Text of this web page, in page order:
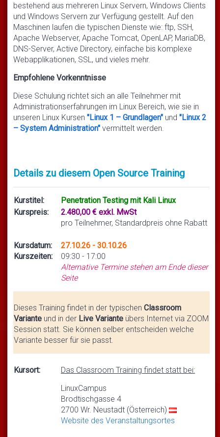
bestehend aus mehreren Linux Servern, Windows Clients
und Windows Servern zur Verfügung gestellt. Auf den
Maschinen laufen die typischen Dienste wie: ftp, SSH,
Apache Webserver, Apache Tomcat, OpenLAP, MariaDB,
DNS-Server, Active Directory, einfache bis komplexe
Webapplikationen, SSL, und vieles mehr.
Empfohlene Vorkenntnisse
Diese Schulung richtet sich an alle Teilnehmer mit
Administrationserfahrungen im Linux Bereich, wie sie in
unseren Linux Kursen "Linux 1 – Grundlagen" und "Linux 2
– System Administration" vermittelt werden.
Details zu diesem Open Source Training
Kurstitel:
Penetration Testing mit Kali Linux
Kurspreis:
2.480,00 € exkl. MwSt
pro Teilnehmer, Standardpreis ohne Rabatt
Kursdatum:
Kurszeiten:
27.10.26 - 30.10.26
09:30 - 17:00
Alternative Termine stehen am Ende dieser
Seite
Dieses Training findet in der typischen Classroom
Variante und in der Live Variante übers Internet via ZOOM
Session statt. Sie können selber entscheiden welche
Variante besser für sie passt.
Kursort:
Das Classroom Training findet statt bei:
LinuxCampus
Brodtischgasse 4
2700 Wr. Neustadt (Österreich)
Website des Veranstaltungsortes